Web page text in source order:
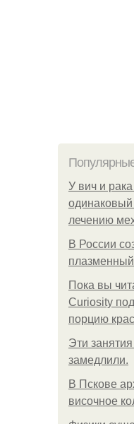
У вич и
лечению
В России
плазменный
Пока вы
Curiosity
порцию
Эти
замедлили.
В Пскове
височное